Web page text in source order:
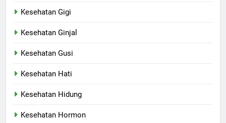
Kesehatan Gigi
Kesehatan Ginjal
Kesehatan Gusi
Kesehatan Hati
Kesehatan Hidung
Kesehatan Hormon